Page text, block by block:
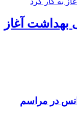
بهداشت آغاز
در مراسم